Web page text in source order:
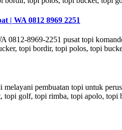
| WA 0812 8969 2251
0812-8969-2251 pusat topi
topi bordir, topi polos, topi
pembuatan topi untuk
golf, topi rimba, topi apolo,